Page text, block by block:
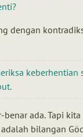
dengan
keberhentian
ada. Tapi
adalah bilangan